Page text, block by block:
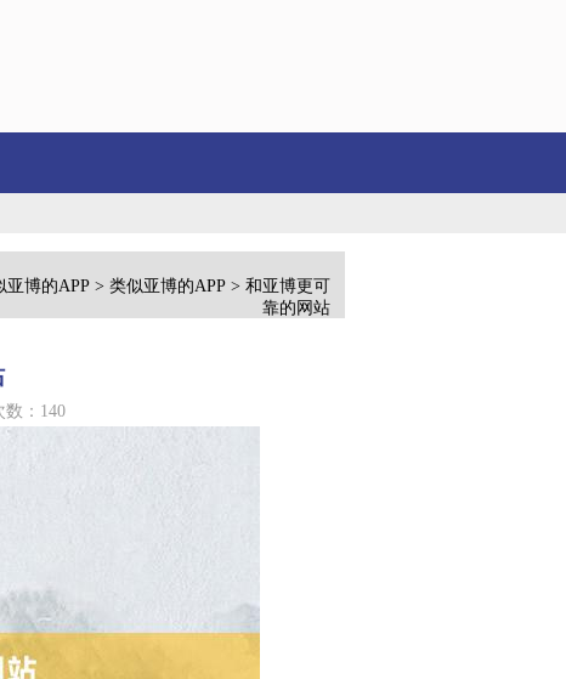
亚博的APP > 类似亚博的APP > 和亚博更可
靠的网站
：140